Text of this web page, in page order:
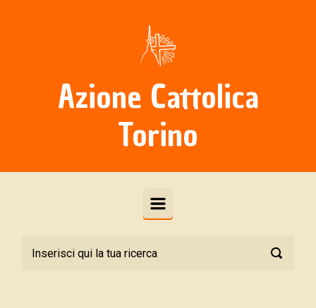
Azione Cattolica
Torino